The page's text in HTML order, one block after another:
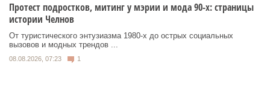
Протест подростков, митинг у мэрии и мода 90-х: страницы
истории Челнов
От туристического энтузиазма 1980‑х до острых социальных
вызовов и модных трендов ...
08.08.2026, 07:23 1